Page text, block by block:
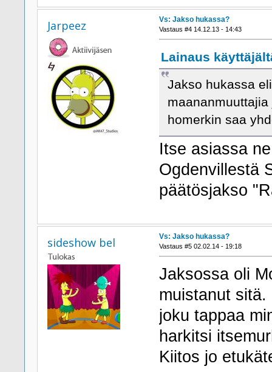
Jarpeez Vs: Jakso hukassa?
Vastaus #4 14.12.13 - 14:43
Lainaus
Jakso hukassa
homerkin saa
Itse asiassa
Ogdenvillestä
päätösjakso
sideshow bel Vs: Jakso hukassa?
Vastaus #5 02.02.14 - 19:18
Jaksossa oli
muistanut
joku tappaa
harkitsi
Kiitos jo